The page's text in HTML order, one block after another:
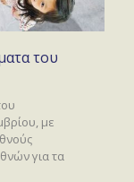
του
με
για τα